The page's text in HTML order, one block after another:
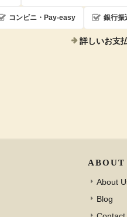
コンビニ・Pay-easy 銀行振
詳しいお支
About
Blog